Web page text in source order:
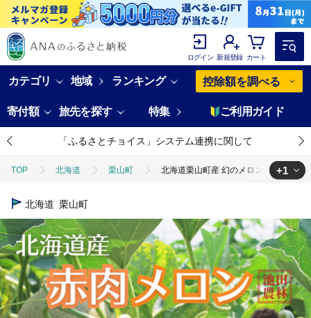
ログイン 新規登録 カート
カテゴリ 地域 ランキング 控除額を調べる
寄付額 旅先を探す 特集 ご利用ガイド
「ふるさとチョイス」システム連携に関して
TOP 北海道 栗山町 北海道栗山町産 幻のメロン 2玉
TOP
+1
北海道 栗山町